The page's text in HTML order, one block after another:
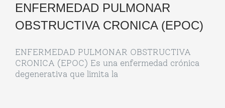
ENFERMEDAD PULMONAR
OBSTRUCTIVA CRONICA (EPOC)
ENFERMEDAD PULMONAR OBSTRUCTIVA
CRONICA (EPOC) Es una enfermedad crónica
degenerativa que limita la